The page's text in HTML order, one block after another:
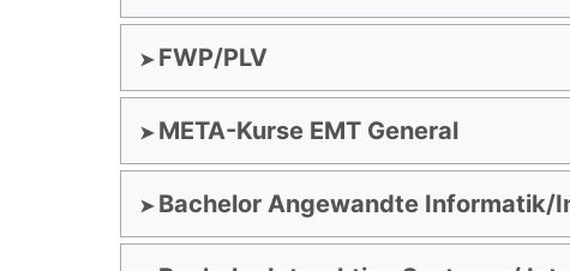
FWP/PLV
META-Kurse EMT General
Bachelor Angewandte